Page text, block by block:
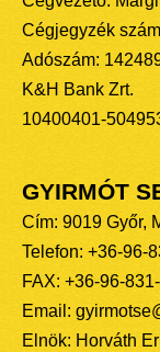
Cégjegyzék
Adószám:
K&H Bank Zrt.
10400401-
GYIRMÓT
Cím: 9019 Győr,
Telefon: +36-96-
FAX: +36-96-
Email:
Elnök: Horváth